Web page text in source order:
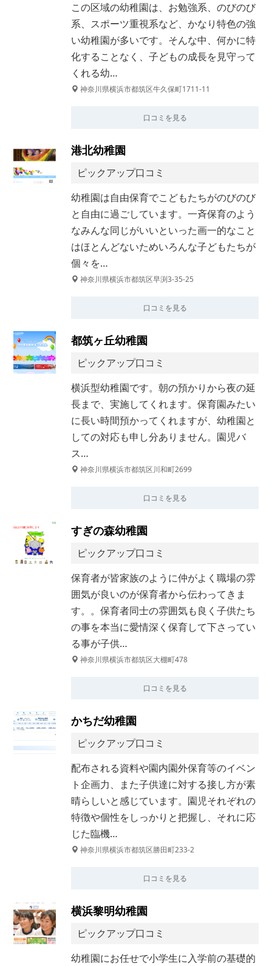
この区域の幼稚園は、お勉強系、のびのび
系、スポーツ重視系など、かなり特色の強
い幼稚園が多いです。そんな中、何かに特
化することなく、子どもの成長を見守って
くれる幼…
神奈川県横浜市都筑区牛久保町1711-11
口コミを見る
港北幼稚園
ピックアップ口コミ
幼稚園は自由保育でこどもたちがのびのび
と自由に過ごしています。一斉保育のよう
なみんな同じがいいといった画一的なこと
はほとんどないためいろんな子どもたちが
個々を…
神奈川県横浜市都筑区早渕3-35-25
口コミを見る
都筑ヶ丘幼稚園
ピックアップ口コミ
横浜型幼稚園です。朝の預かりから夜の延
長まで、実施してくれます。保育園みたい
に長い時間預かってくれますが、幼稚園と
しての対応も申し分ありません。園児バ
ス…
神奈川県横浜市都筑区川和町2699
口コミを見る
すぎの森幼稚園
ピックアップ口コミ
保育者が皆家族のように仲がよく職場の雰
囲気が良いのが保育者から伝わってきま
す。。保育者同士の雰囲気も良く子供たち
の事を本当に愛情深く保育して下さってい
る事が子供…
神奈川県横浜市都筑区大棚町478
口コミを見る
かちだ幼稚園
ピックアップ口コミ
配布される資料や園内園外保育等のイベン
ト企画力、また子供達に対する接し方が素
晴らしいと感じています。園児それぞれの
特徴や個性をしっかりと把握し、それに応
じた臨機…
神奈川県横浜市都筑区勝田町233-2
口コミを見る
横浜黎明幼稚園
ピックアップ口コミ
幼稚園にお任せで小学生に入学前の基礎的